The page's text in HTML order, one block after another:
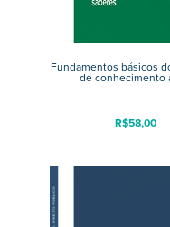
Fundamentos básicos
de conhecimento
R$58,00